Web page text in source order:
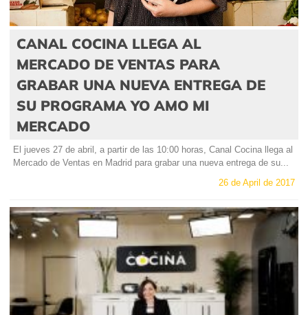
CANAL COCINA LLEGA AL
MERCADO DE VENTAS PARA
GRABAR UNA NUEVA ENTREGA DE
SU PROGRAMA YO AMO MI
MERCADO
El jueves 27 de abril, a partir de las 10:00 horas, Canal Cocina llega al
Mercado de Ventas en Madrid para grabar una nueva entrega de su...
26 de April de 2017